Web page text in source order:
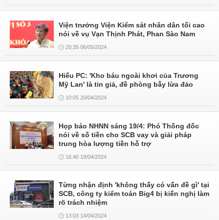
Viện trưởng Viện Kiểm sát nhân dân tối cao
nói về vụ Vạn Thịnh Phát, Phan Sào Nam
20:35 06/05/2024
Hiếu PC: 'Kho báu ngoài khơi của Trương
Mỹ Lan' là tin giả, đề phòng bẫy lừa đảo
10:05 20/04/2024
Họp báo NHNN sáng 19/4: Phó Thống đốc
nói về số tiền cho SCB vay và giải pháp
trung hòa lượng tiền hỗ trợ
16:40 19/04/2024
Từng nhận định 'không thấy có vấn đề gì' tại
SCB, công ty kiểm toán Big4 bị kiến nghị làm
rõ trách nhiệm
13:03 14/04/2024